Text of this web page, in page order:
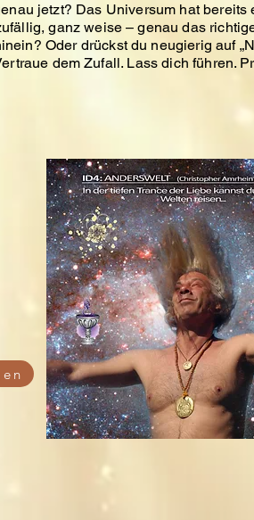
jetzt? Das Universum hat bereits
ganz weise – genau das
Oder drückst du neugierig auf
dem Zufall. Lass dich führen.